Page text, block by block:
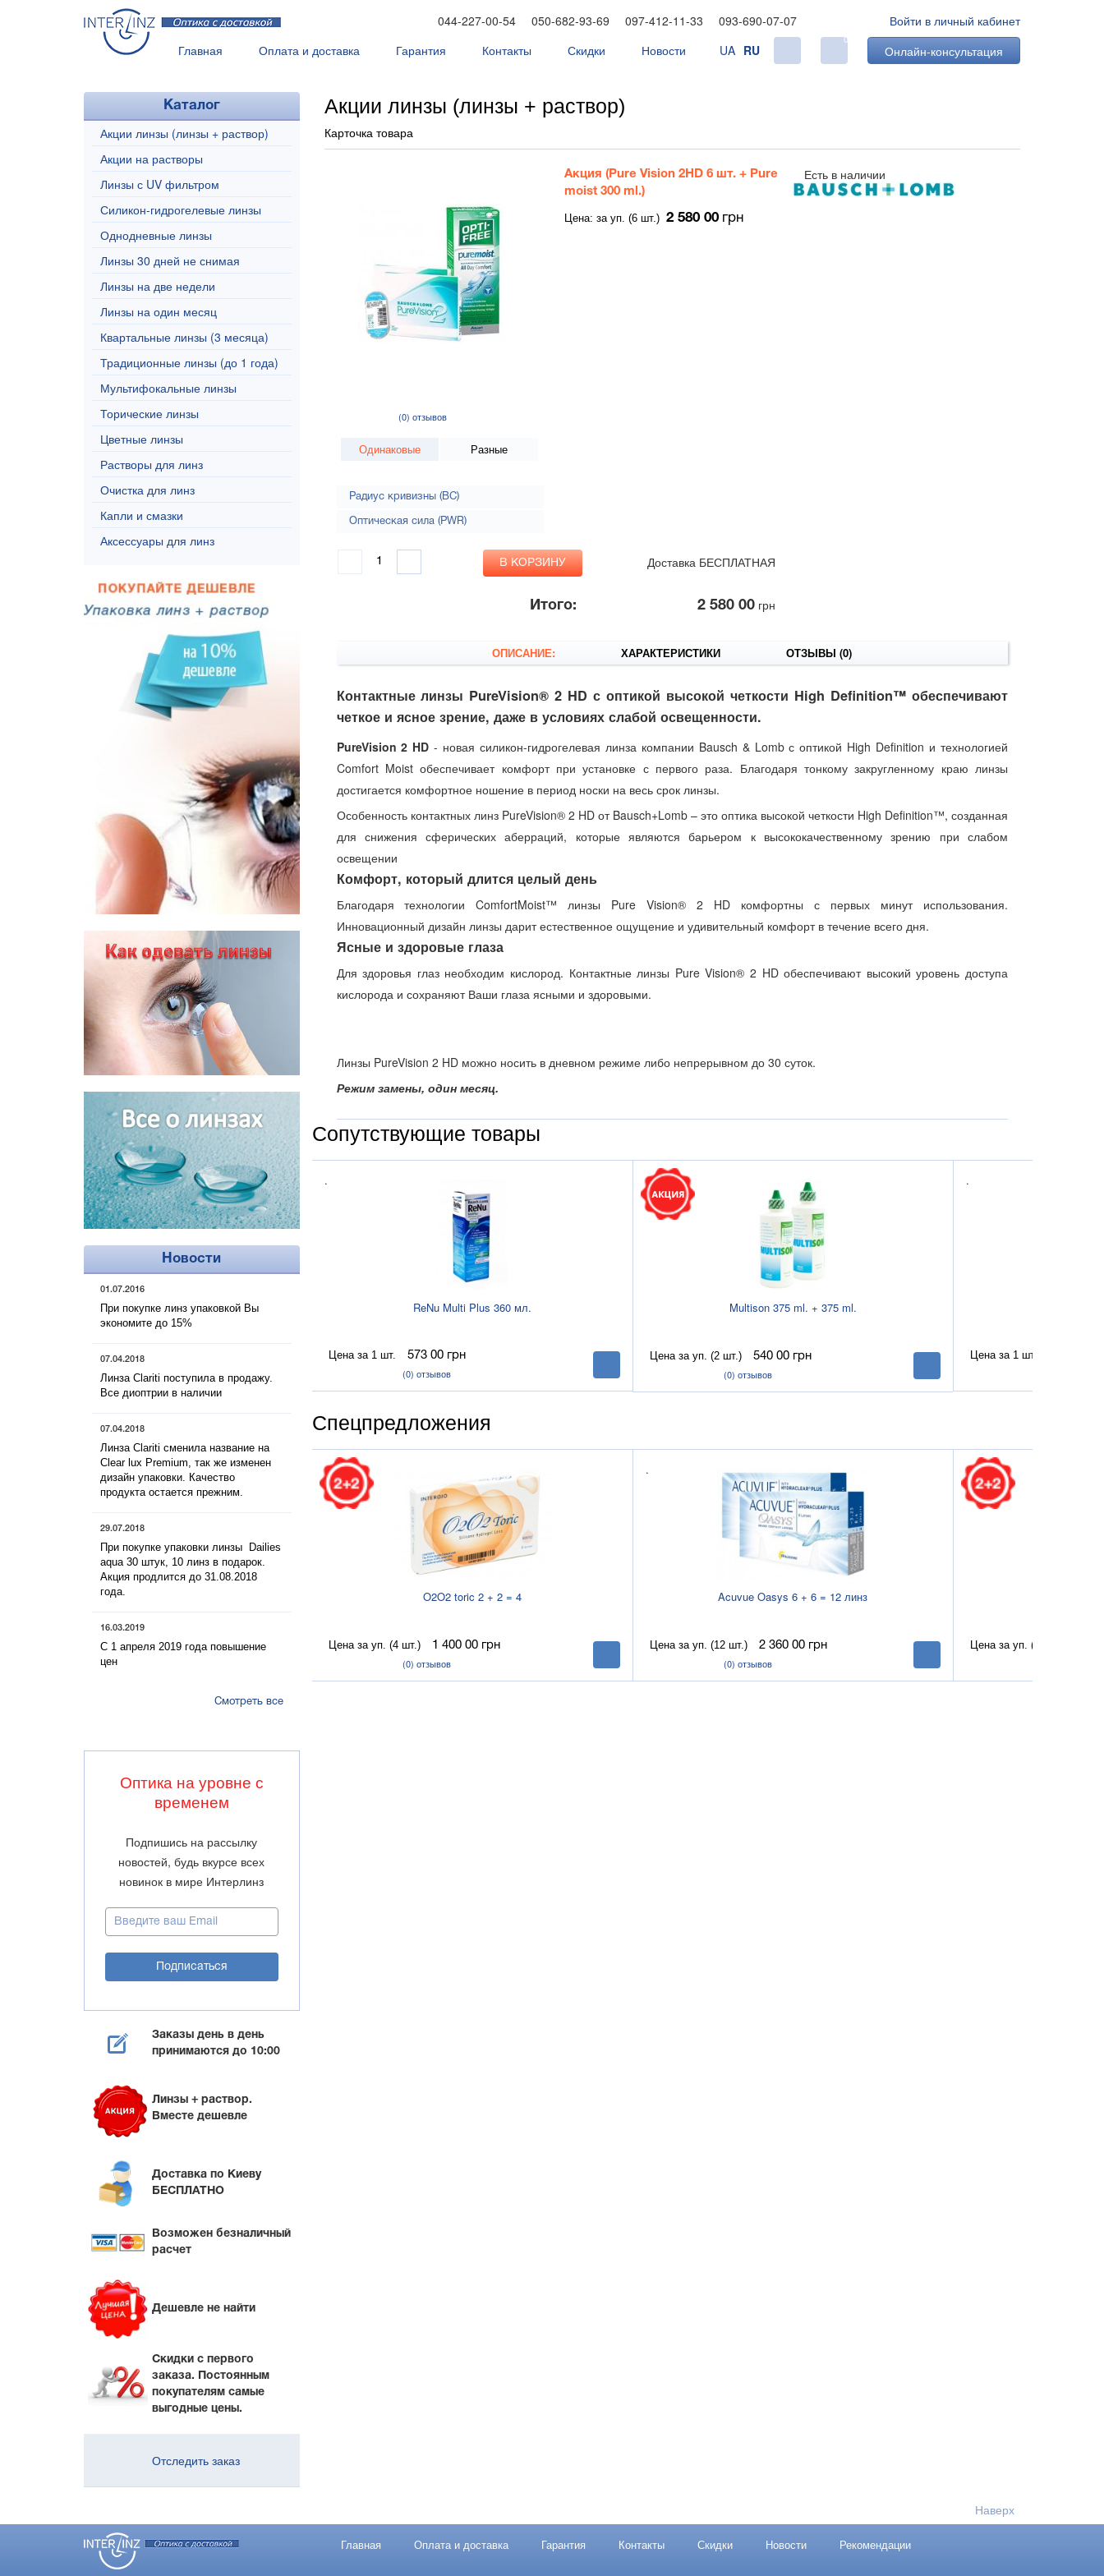
044-227-00-54 050-682-93-69 097-412-11-33 093-690-07-07
Войти в личный кабинет
Главная
Оплата и доставка Гарантия Контакты Скидки
Новости
UA RU
0
Онлайн-консультация
Каталог
Акции линзы (линзы + раствор)
Акции на растворы
Линзы с UV фильтром
Силикон-гидрогелевые линзы
Однодневные линзы
Линзы 30 дней не снимая
Линзы на две недели
Линзы на один месяц
Квартальные линзы (3 месяца)
Традиционные линзы (до 1 года)
Мультифокальные линзы
Торические линзы
Цветные линзы
Растворы для линз
Очистка для линз
Капли и смазки
Аксессуары для линз
Новости
01.07.2016
При покупке линз упаковкой Вы
экономите до 15%
07.04.2018
Линза Clariti поступила в продажу.
Все диоптрии в наличии
07.04.2018
Линза Clariti сменила название на
Clear lux Premium, так же изменен
дизайн упаковки. Качество
продукта остается прежним.
29.07.2018
При покупке упаковки линзы Dailies
aqua 30 штук, 10 линз в подарок.
Акция продлится до 31.08.2018
года.
16.03.2019
С 1 апреля 2019 года повышение
цен
Смотреть все
Оптика на уровне с
временем
Подпишись на рассылку
новостей, будь вкурсе всех
новинок в мире Интерлинз
Заказы день в день
принимаются до 10:00
Линзы + раствор.
Вместе дешевле
Доставка по Киеву
БЕСПЛАТНО
Возможен безналичный
расчет
Дешевле не найти
Скидки с первого
заказа. Постоянным
покупателям самые
выгодные цены.
Отследить заказ
Акции линзы (линзы + раствор)
Карточка товара
(0) отзывов
Акция (Pure Vision 2HD 6 шт. + Pure
moist 300 ml.)
Цена: за уп. (6 шт.) 2 580 00 грн
Есть в наличии
Одинаковые Разные
Радиус кривизны (BC)
Оптическая сила (PWR)
Доставка БЕСПЛАТНАЯ
Итого: 2 580 00 грн
ОПИСАНИЕ: ХАРАКТЕРИСТИКИ ОТЗЫВЫ (0)
Контактные линзы PureVision® 2 HD с оптикой высокой четкости High Definition™ обеспечивают
четкое и ясное зрение, даже в условиях слабой освещенности.
PureVision 2 HD - новая силикон-гидрогелевая линза компании Bausch & Lomb с оптикой High Definition и технологией
Comfort Moist обеспечивает комфорт при установке с первого раза. Благодаря тонкому закругленному краю линзы
достигается комфортное ношение в период носки на весь срок линзы.
Особенность контактных линз PureVision® 2 HD от Bausch+Lomb – это оптика высокой четкости High Definition™, созданная
для снижения сферических аберраций, которые являются барьером к высококачественному зрению при слабом
освещении
Комфорт, который длится целый день
Благодаря технологии ComfortMoist™ линзы Pure Vision® 2 HD комфортны с первых минут использования.
Инновационный дизайн линзы дарит естественное ощущение и удивительный комфорт в течение всего дня.
Ясные и здоровые глаза
Для здоровья глаз необходим кислород. Контактные линзы Pure Vision® 2 HD обеспечивают высокий уровень доступа
кислорода и сохраняют Ваши глаза ясными и здоровыми.
Линзы PureVision 2 HD можно носить в дневном режиме либо непрерывном до 30 суток.
Режим замены, один месяц.
Сопутствующие товары
.
ReNu Multi Plus 360 мл.
Цена за 1 шт. 573 00грн
(0) отзывов
В
корзину
.
Multison 375 ml. + 375 ml.
Цена за уп. (2 шт.) 540 00грн
(0) отзывов
В
корзину
.
Цена за 1 шт.
Cпецпредложения
.
O2O2 toric 2 + 2 = 4
Цена за уп. (4 шт.) 1 400 00грн
(0) отзывов
В
корзину
.
Acuvue Oasys 6 + 6 = 12 линз
Цена за уп. (12 шт.) 2 360 00грн
(0) отзывов
В
корзину
.
Цена за уп. (4 шт.)
Наверх
Главная Оплата и доставка Гарантия Контакты Скидки Новости Рекомендации